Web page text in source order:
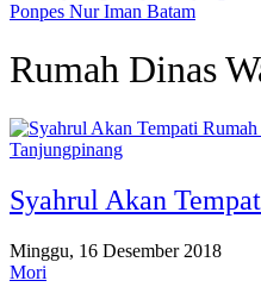
Ponpes Nur Iman Batam
Rumah Dinas
Tanjungpinang
Syahrul Akan
Minggu, 16 Desember 2018
Mori